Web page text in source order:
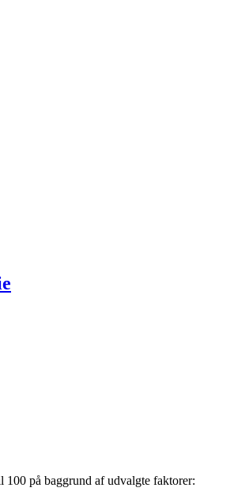
100 på baggrund af udvalgte faktorer: